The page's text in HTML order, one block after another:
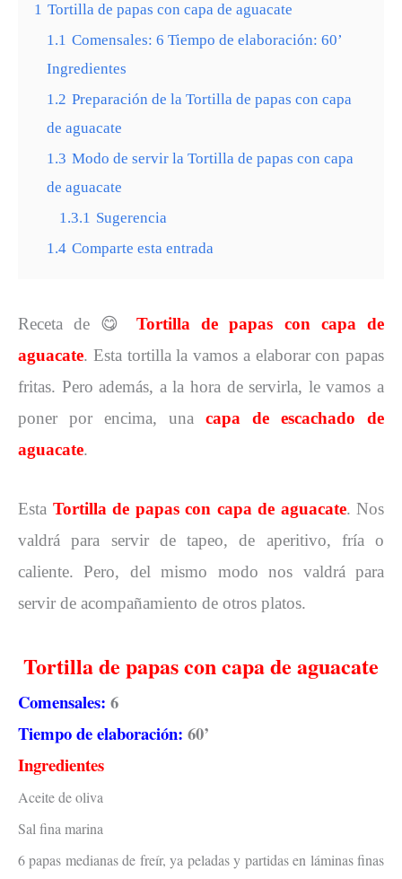
1 Tortilla de papas con capa de aguacate
1.1 Comensales: 6 Tiempo de elaboración: 60’
Ingredientes
1.2 Preparación de la Tortilla de papas con capa
de aguacate
1.3 Modo de servir la Tortilla de papas con capa
de aguacate
1.3.1 Sugerencia
1.4 Comparte esta entrada
Receta de 😋 Tortilla de papas con capa de
aguacate. Esta tortilla la vamos a elaborar con papas
fritas. Pero además, a la hora de servirla, le vamos a
poner por encima, una capa de escachado de
aguacate.
Esta Tortilla de papas con capa de aguacate. Nos
valdrá para servir de tapeo, de aperitivo, fría o
caliente. Pero, del mismo modo nos valdrá para
servir de acompañamiento de otros platos.
Tortilla de papas con capa de aguacate
Comensales: 6
Tiempo de elaboración: 60’
Ingredientes
Aceite de oliva
Sal fina marina
6 papas medianas de freír, ya peladas y partidas en láminas finas